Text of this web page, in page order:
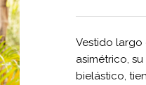
Vestido largo
asimétrico,
bielástico,